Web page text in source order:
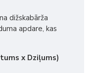
dižskabārža
apdare, kas
x Dziļums)